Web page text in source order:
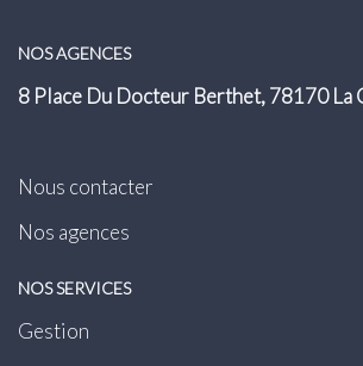
NOS AGENCES
8 Place Du Docteur Berthet, 78170 La
Nous contacter
Nos agences
NOS SERVICES
Gestion